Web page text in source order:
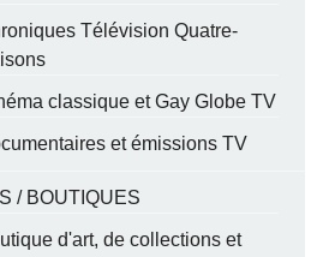
Télévision Quatre-
classique et Gay Globe TV
et émissions TV
/ BOUTIQUES
d'art, de collections et